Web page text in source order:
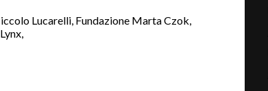
Lucarelli, Fundazione Marta Czok,